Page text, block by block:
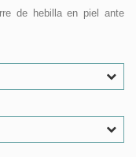
de hebilla en piel ante